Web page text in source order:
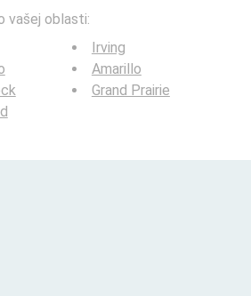
vašej oblasti:
Irving
Amarillo
Grand Prairie